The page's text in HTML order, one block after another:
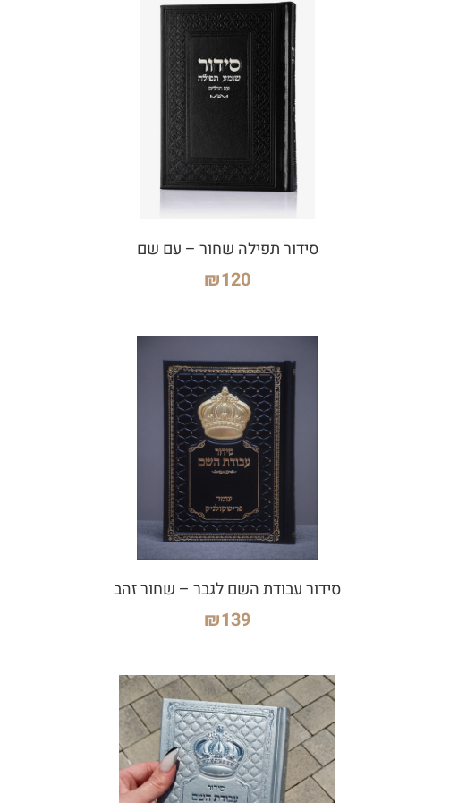
סידור תפילה שחור – עם שם
₪120
סידור עבודת השם לגבר – שחור זהב
₪139